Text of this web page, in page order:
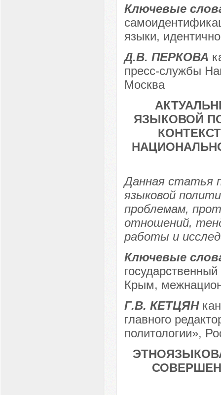
Ключевые
языки,
Д.В. ПЕРКОВА
пресс-службы
Москва
ЯЗЫКОВОЙ
Данная статья
языковой
проблемам,
отношений,
работы и
Ключевые
Крым,
Г.В. КЕТЦЯН
главного
политологии»,